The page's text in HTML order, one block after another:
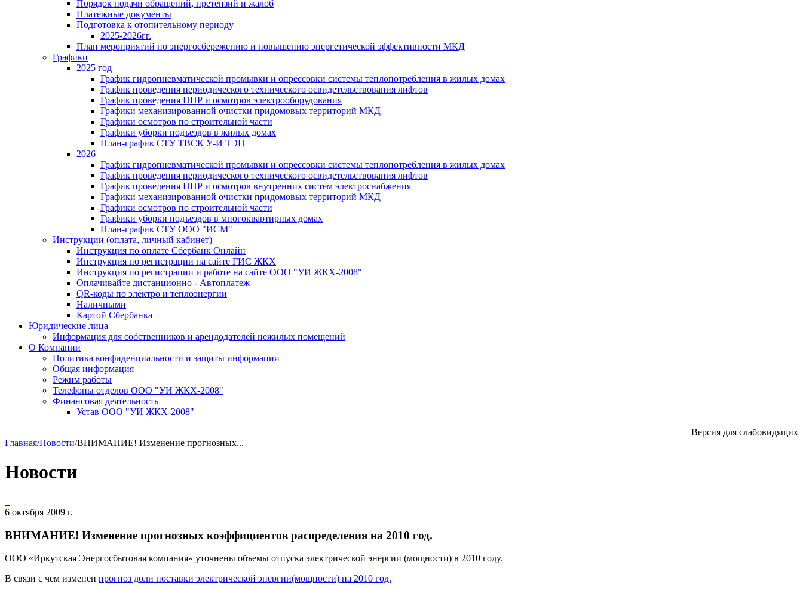
Порядок подачи обращений, претензий и жалоб
Платежные документы
Подготовка к отопительному периоду
2025-2026гг.
План мероприятий по энергосбережению и повышению энергетической эффективности МКД
Графики
2025 год
График гидропневматической промывки и опрессовки системы теплопотребления в жилых домах
График проведения периодического технического освидетельствования лифтов
График проведения ППР и осмотров электрооборудования
Графики механизированной очистки придомовых территорий МКД
Графики осмотров по строительной части
Графики уборки подъездов в жилых домах
План-график СТУ ТВСК У-И ТЭЦ
2026
График гидропневматической промывки и опрессовки системы теплопотребления в жилых домах
График проведения периодического технического освидетельствования лифтов
График проведения ППР и осмотров внутренних систем электроснабжения
Графики механизированной очистки придомовых территорий МКД
Графики осмотров по строительной части
Графики уборки подъездов в многоквартирных домах
План-график СТУ ООО "ИСМ"
Инструкции (оплата, личный кабинет)
Инструкция по оплате Сбербанк Онлайн
Инструкция по регистрации на сайте ГИС ЖКХ
Инструкция по регистрации и работе на сайте ООО "УИ ЖКХ-2008"
Оплачивайте дистанционно - Автоплатеж
QR-коды по электро и теплоэнергии
Наличными
Картой Сбербанка
Юридические лица
Информация для собственников и арендодателей нежилых помещений
О Компании
Политика конфиденциальности и защиты информации
Общая информация
Режим работы
Телефоны отделов ООО "УИ ЖКХ-2008"
Финансовая деятельность
Устав ООО "УИ ЖКХ-2008"
Версия для слабовидящих
Главная/Новости/ВНИМАНИЕ! Изменение прогнозных...
Новости
6 октября 2009 г.
ВНИМАНИЕ! Изменение прогнозных коэффициентов распределения на 2010 год.
ООО «Иркутская Энергосбытовая компания» уточнены объемы отпуска электрической энергии (мощности) в 2010 году.
В связи с чем изменен прогноз доли поставки электрической энергии(мощности) на 2010 год.